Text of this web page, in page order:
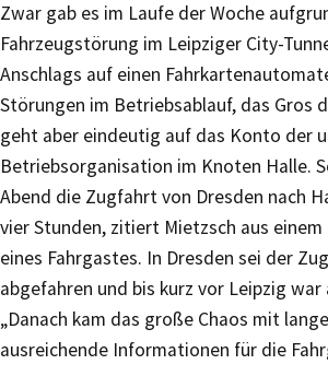
Zwar gab es im Laufe der Woche
Fahrzeugstörung im Leipziger City-
Anschlags auf einen
Störungen im Betriebsablauf, das Gros
geht aber eindeutig auf das Konto der
Betriebsorganisation im Knoten Halle.
Abend die Zugfahrt von Dresden nach
vier Stunden, zitiert Mietzsch aus
eines Fahrgastes. In Dresden sei der
abgefahren und bis kurz vor Leipzig war
„Danach kam das große Chaos mit
ausreichende Informationen für die